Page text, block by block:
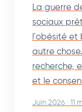
La guerre
sociaux
l'obésité et
autre
recherche,
et le
Juin 2026 · 11